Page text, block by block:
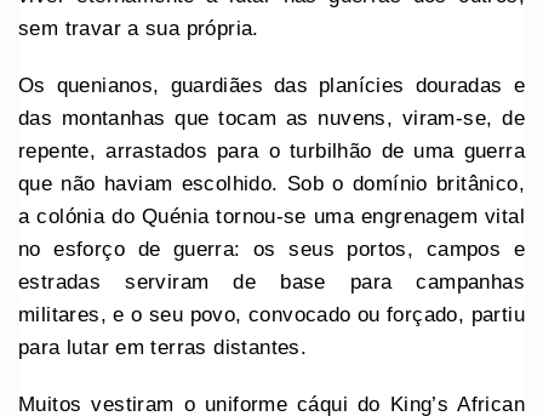
sem travar a sua própria.
Os quenianos, guardiães das planícies douradas e
das montanhas que tocam as nuvens, viram-se, de
repente, arrastados para o turbilhão de uma guerra
que não haviam escolhido. Sob o domínio britânico,
a colónia do Quénia tornou-se uma engrenagem vital
no esforço de guerra: os seus portos, campos e
estradas serviram de base para campanhas
militares, e o seu povo, convocado ou forçado, partiu
para lutar em terras distantes.
Muitos vestiram o uniforme cáqui do King’s African